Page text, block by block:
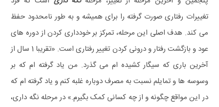
تغییرات رفتاری صورت گرفته را برای همیشه و به طور نامحدود حفظ
می کند. هدف اصلی این مرحله، تمرکز بر خودداری کردن از دوره های
عود و بازگشت رفتار و درونی کردن تغییر رفتاری است. «تقریبا 1 سال از
آخرین باری که سیگار کشیده ام می گذرد. من یاد گرفته ام که بر
وسوسه ها و تمایلم نسبت به مصرف دوباره غلبه کنم و یاد گرفته ام که
در این مواقع چگونه و از چه کسانی کمک بگیرم.»در مرحله نگه داری،